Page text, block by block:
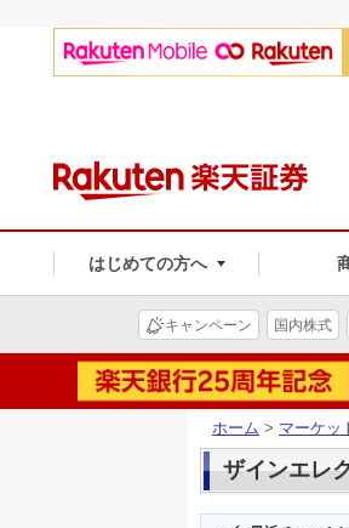
はじめての方へ
キャンペーン 国内株式
ホーム > マーケッ
ザインエレ